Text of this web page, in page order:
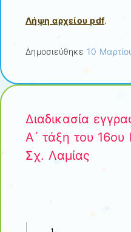
Λήψη αρχείου pdf.
Δημοσιεύθηκε 10
Διαδικασία
Α ́ τάξη του 16ου
Σχ. Λαμίας